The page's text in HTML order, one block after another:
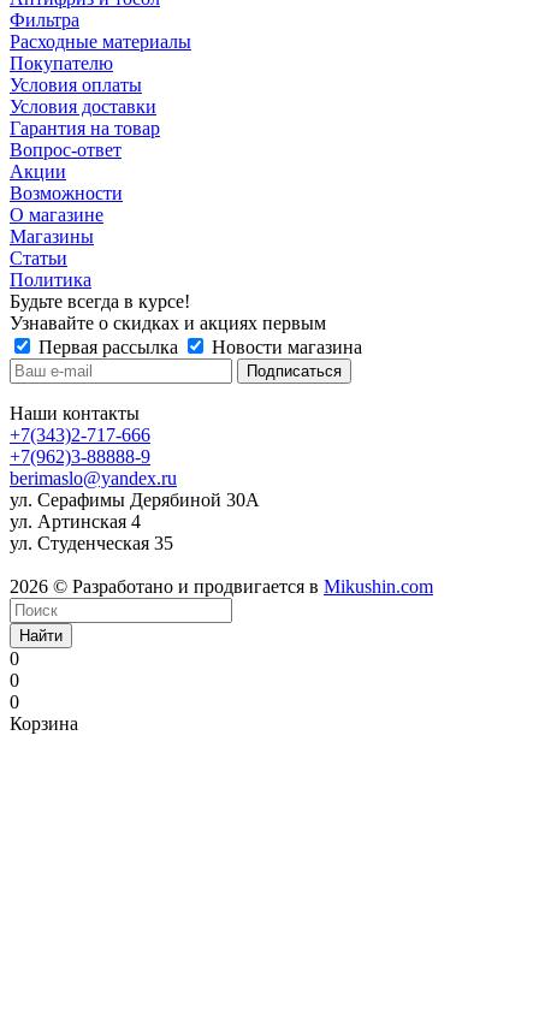
Фильтра
Расходные материалы
Покупателю
Условия оплаты
Условия доставки
Гарантия на товар
Вопрос-ответ
Акции
Возможности
О магазине
Магазины
Статьи
Политика
Будьте всегда в курсе!
Узнавайте о скидках и акциях первым
Первая рассылка
Новости магазина
Наши контакты
+7(343)2-717-666
+7(962)3-88888-9
berimaslo@yandex.ru
ул. Серафимы Дерябиной 30А
ул. Артинская 4
ул. Студенческая 35
2026 © Разработано и продвигается в Mikushin.com
Найти
0
0
0
Корзина